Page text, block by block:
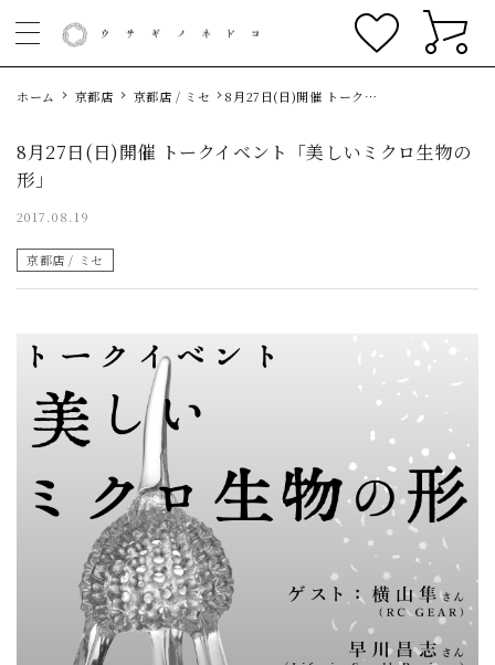
ホーム 京都店 京都店 / ミセ
8月27日(日)開催 トークイ
8月27日(日)開催 トークイベント「美しいミクロ生物の
形」
2017.08.19
京都店 / ミセ